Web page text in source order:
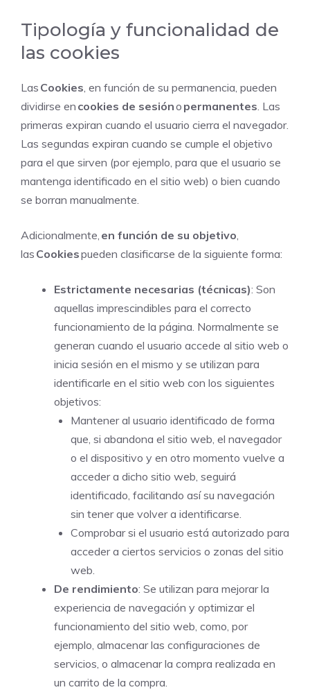
Tipología y funcionalidad de
las cookies
Las Cookies, en función de su permanencia, pueden
dividirse en cookies de sesióno permanentes. Las
primeras expiran cuando el usuario cierra el navegador.
Las segundas expiran cuando se cumple el objetivo
para el que sirven (por ejemplo, para que el usuario se
mantenga identificado en el sitio web) o bien cuando
se borran manualmente.
Adicionalmente, en función de su objetivo,
las Cookiespueden clasificarse de la siguiente forma:
Estrictamente necesarias (técnicas): Son
aquellas imprescindibles para el correcto
funcionamiento de la página. Normalmente se
generan cuando el usuario accede al sitio web o
inicia sesión en el mismo y se utilizan para
identificarle en el sitio web con los siguientes
objetivos:
Mantener al usuario identificado de forma
que, si abandona el sitio web, el navegador
o el dispositivo y en otro momento vuelve a
acceder a dicho sitio web, seguirá
identificado, facilitando así su navegación
sin tener que volver a identificarse.
Comprobar si el usuario está autorizado para
acceder a ciertos servicios o zonas del sitio
web.
De rendimiento: Se utilizan para mejorar la
experiencia de navegación y optimizar el
funcionamiento del sitio web, como, por
ejemplo, almacenar las configuraciones de
servicios, o almacenar la compra realizada en
un carrito de la compra.